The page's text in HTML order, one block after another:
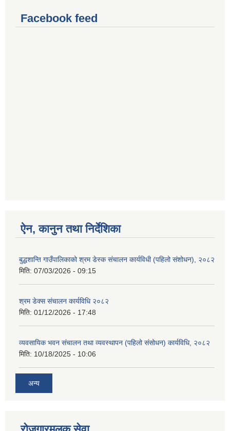
Facebook feed
ऐन, कानुन तथा निर्देशिका
बुद्धशान्ति गाउँपालिकाको श्रम डेस्क संचालन कार्यविधी (पहिलो संशोधन), २०८२
मिति: 07/03/2026 - 09:15
श्रम डेक्स संचालन कार्यविधि २०८२
मिति: 01/12/2026 - 17:48
व्यवसायिक भवन संचालन तथा व्यवस्थापन (पहिलो संसोधन) कार्यविधि, २०८२
मिति: 10/18/2025 - 10:06
अन्य